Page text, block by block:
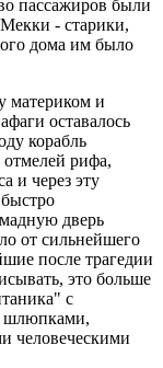
пассажиров были
- старики,
дома им было
материком и
оставалось
корабль
отмелей рифа,
и через эту
дверь
от сильнейшего
после трагедии
это больше
с
шлюпками,
человеческими